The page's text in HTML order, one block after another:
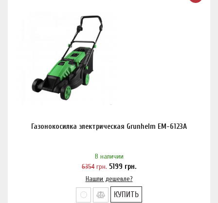
Газонокосилка электрическая Grunhelm EM-6123A
В наличии
6354 грн. 5199 грн.
Нашли дешевле?
КУПИТЬ